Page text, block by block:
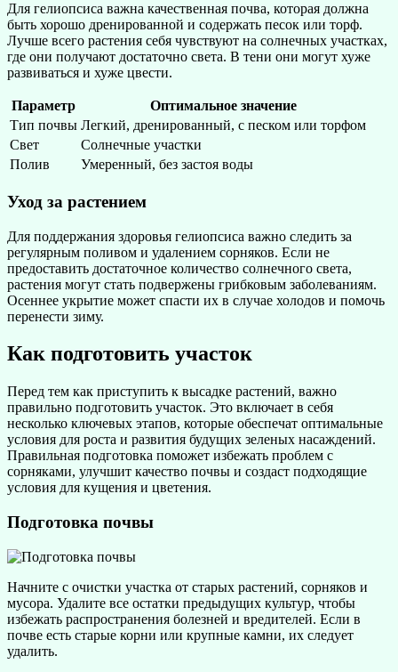
Для гелиопсиса важна качественная почва, которая должна
быть хорошо дренированной и содержать песок или торф.
Лучше всего растения себя чувствуют на солнечных участках,
где они получают достаточно света. В тени они могут хуже
развиваться и хуже цвести.
Параметр
Оптимальное значение
Тип почвы Легкий, дренированный, с песком или торфом
Свет
Солнечные участки
Полив
Умеренный, без застоя воды
Уход за растением
Для поддержания здоровья гелиопсиса важно следить за
регулярным поливом и удалением сорняков. Если не
предоставить достаточное количество солнечного света,
растения могут стать подвержены грибковым заболеваниям.
Осеннее укрытие может спасти их в случае холодов и помочь
перенести зиму.
Как подготовить участок
Перед тем как приступить к высадке растений, важно
правильно подготовить участок. Это включает в себя
несколько ключевых этапов, которые обеспечат оптимальные
условия для роста и развития будущих зеленых насаждений.
Правильная подготовка поможет избежать проблем с
сорняками, улучшит качество почвы и создаст подходящие
условия для кущения и цветения.
Подготовка почвы
Начните с очистки участка от старых растений, сорняков и
мусора. Удалите все остатки предыдущих культур, чтобы
избежать распространения болезней и вредителей. Если в
почве есть старые корни или крупные камни, их следует
удалить.